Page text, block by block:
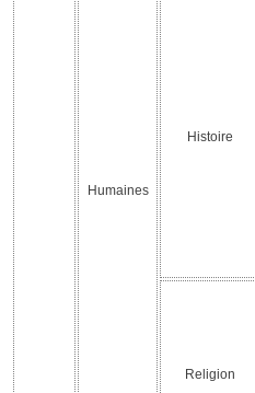
Humaines
Histoire
Religion